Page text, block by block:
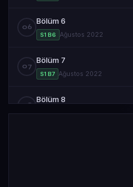
06
Bölüm 6
S1 B6 Ağustos 2022
07
Bölüm 7
S1 B7 Ağustos 2022
08
Bölüm 8
S1 B8 Ağustos 2022